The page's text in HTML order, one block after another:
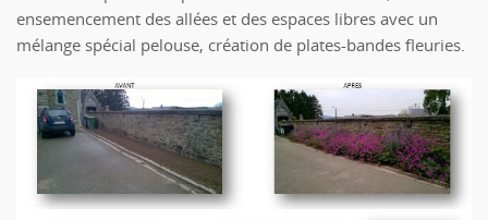
ensemencement des allées et des espaces libres avec un
mélange spécial pelouse, création de plates-bandes fleuries.